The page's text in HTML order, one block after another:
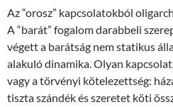
Az “orosz” kapcsolatokból
A “barát” fogalom darabbeli
végett a barátság nem statikus
alakuló dinamika. Olyan
vagy a törvényi kötelezettség:
tiszta szándék és szeretet köti